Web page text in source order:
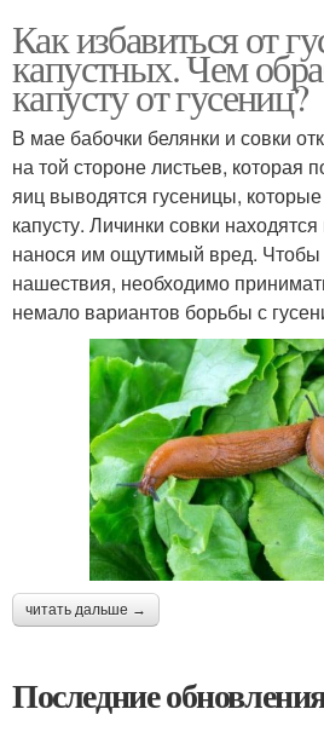
Как избавиться от
капустных. Чем
капусту от гусениц?
В мае бабочки белянки и совки
на той стороне листьев, которая
яиц выводятся гусеницы,
капусту. Личинки совки
нанося им ощутимый вред. Чтобы
нашествия, необходимо
немало вариантов борьбы с
читать дальше →
Последние